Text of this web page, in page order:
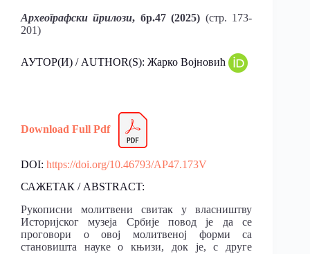
Aрхеографски прилози, бр.47 (2025) (стр. 173-
201)
АУТОР(И) / AUTHOR(S): Жарко Војновић
Download Full Pdf
DOI: https://doi.org/10.46793/AP47.173V
САЖЕТАК / ABSTRACT:
Рукописни молитвени свитак у власништву
Историјског музеја Србије повод је да се
проговори о овој молитвеној форми са
становишта науке о књизи, док је, с друге